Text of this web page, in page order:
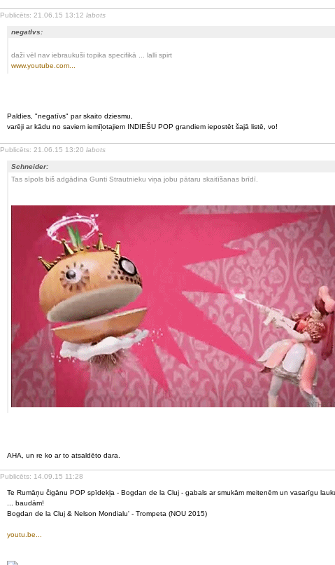
Publicēts: 21.06.15 13:12 labots
negatIvs:
daži vēl nav iebraukuši topika specifikā ... lalli spirt
www.youtube.com...
Paldies, "negatīvs" par skaito dziesmu,
varēji ar kādu no saviem iemīļotajiem INDIEŠU POP grandiem iepostēt šajā listē, vo!
Publicēts: 21.06.15 13:20 labots
Schneider:
Tas sīpols biš adgādina Gunti Strautnieku viņa jobu pātaru skaitīšanas brīdī.
AHA, un re ko ar to atsaldēto dara.
Publicēts: 14.09.15 11:28
Te Rumāņu čigānu POP spīdekļa - Bogdan de la Cluj - gabals ar smukām meitenēm un vasarīgu
... baudām!
Bogdan de la Cluj & Nelson Mondialu' - Trompeta (NOU 2015)
youtu.be...